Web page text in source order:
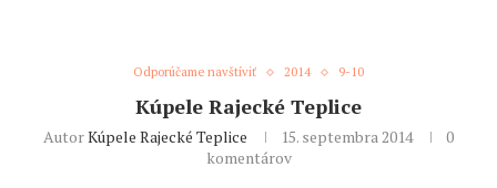
Odporúčame navštíviť 2014 9-10
Kúpele Rajecké Teplice
AutorKúpele Rajecké Teplice 15. septembra 2014
0
komentárov